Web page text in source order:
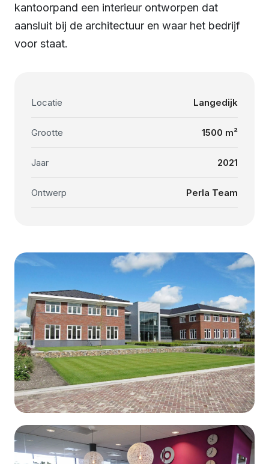
kantoorpand een interieur ontworpen dat
aansluit bij de architectuur en waar het bedrijf
voor staat.
Locatie Langedijk
Grootte 1500 m²
Jaar 2021
Ontwerp Perla Team